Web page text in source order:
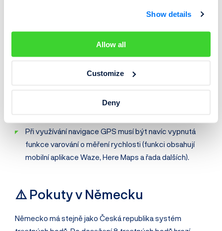
Show details
Allow all
Customize
Deny
Palubní kamery nejsou zakázány, pokud se však
rozhodnete záznam z kamery zveřejnit, nesmí
zachycovat žádné cizí poznávací značky ani obličeje.
📡 Antiradary
Používání radarových detektorů je v Německu
Při využívání navigace GPS musí být navíc vypnutá
funkce varování o měření rychlosti (funkci obsahují
mobilní aplikace Waze, Here Maps a řada dalších).
⚠️ Pokuty v Německu
Německo má stejně jako Česká republika systém